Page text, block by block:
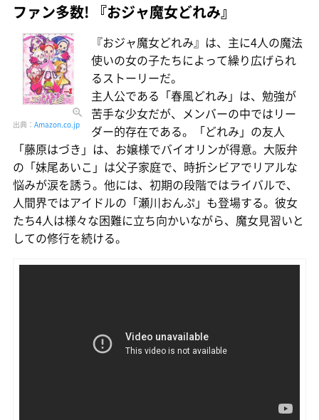
ファン多数! 『おジャ魔女どれみ』
出典： Amazon.co.jp
『おジャ魔女どれみ』は、主に4人の魔法
使いの女の子たちによって繰り広げられ
るストーリーだ。
主人公である「春風どれみ」は、勉強が
苦手な少女だが、メンバーの中ではリー
ダー的存在である。「どれみ」の友人
「藤原はづき」は、お嬢様でバイオリンが得意。大阪弁
の「妹尾あいこ」は父子家庭で、時折シビアでリアルな
悩みが涙を誘う。他には、初期の段階ではライバルで、
人間界ではアイドルの「瀬川おんぷ」も登場する。彼女
たち4人は様々な困難に立ち向かいながら、魔女見習いと
しての修行を続ける。